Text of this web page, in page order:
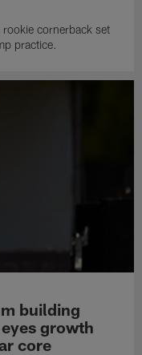
cornerback set
practice.
building
growth
core